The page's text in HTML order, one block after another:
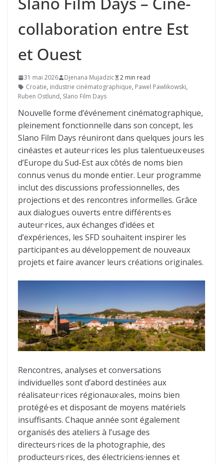
collaboration entre Est
et Ouest
31 mai 2026 Djenana Mujadzic
2 min read
Croatie, industrie cinématographique, Pawel Pawlikowski,
Ruben Ostlund, Slano Film Days
Nouvelle forme d’événement cinématographique,
pleinement fonctionnelle dans son concept, les
Slano Film Days réuniront dans quelques jours les
cinéastes et auteur·rices les plus talentueux·euses
d’Europe du Sud-Est aux côtés de noms bien
connus venus du monde entier. Leur programme
inclut des discussions professionnelles, des
projections et des rencontres informelles. Grâce
aux dialogues ouverts entre différents·es
auteur·rices, aux échanges d’idées et
d’expériences, les SFD souhaitent inspirer les
participant·es au développement de nouveaux
projets et faire avancer leurs créations originales.
Rencontres, analyses et conversations
individuelles sont d’abord destinées aux
réalisateur·rices régionaux·ales, moins bien
protégé·es et disposant de moyens matériels
insuffisants. Chaque année sont également
organisés des ateliers à l’usage des
directeurs·rices de la photographie, des
producteurs·rices, des électriciens·iennes et